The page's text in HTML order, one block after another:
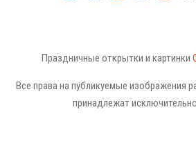
Праздничные открытки и картинки
Все права на публикуемые изображения
принадлежат